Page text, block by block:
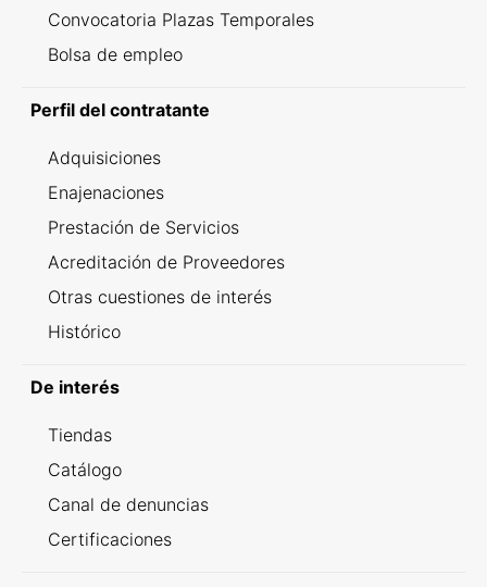
Convocatoria Plazas Temporales
Bolsa de empleo
Perfil del contratante
Adquisiciones
Enajenaciones
Prestación de Servicios
Acreditación de Proveedores
Otras cuestiones de interés
Histórico
De interés
Tiendas
Catálogo
Canal de denuncias
Certificaciones